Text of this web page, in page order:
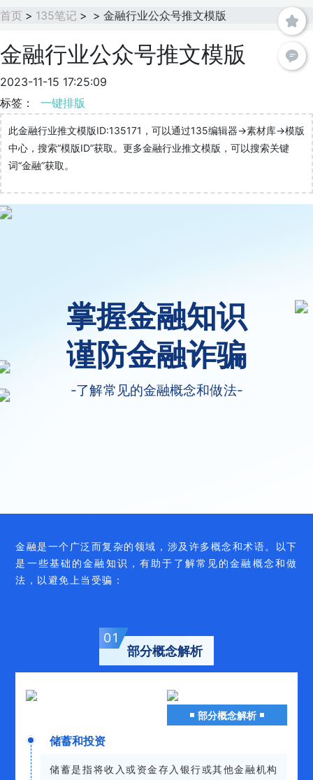
首页 > 135笔记 > > 金融行业公众号推文模版
金融行业公众号推文模版
2023-11-15 17:25:09
标签： 一键排版
此金融行业推文模版ID:135171，可以通过135编辑器->素材库->模版
中心，搜索“模版ID”获取。更多金融行业推文模版，可以搜索关键
词“金融”获取。
掌握金融知识
谨防金融诈骗
-了解常见的金融概念和做法-
金融是一个广泛而复杂的领域，涉及许多概念和术语。以下
是一些基础的金融知识，有助于了解常见的金融概念和做
法，以避免上当受骗：
01
部分概念解析
部分概念解析
储蓄和投资
储蓄是指将收入或资金存入银行或其他金融机构